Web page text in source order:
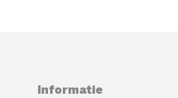
Informatie